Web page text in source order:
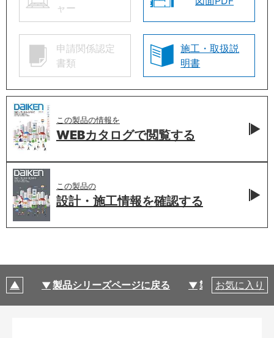
ャー
申請関係認定
書類
施工・取扱説
明書
この製品の情報を
WEBカタログで閲覧する
この製品の
設計・施工情報を確認する
製品シリーズページに戻る 製品仕様
お気に入り